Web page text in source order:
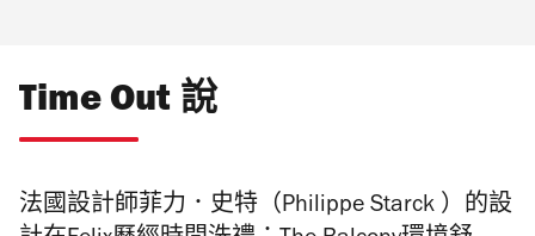
Time Out 說
法國設計師菲力．史特（Philippe Starck ）的設